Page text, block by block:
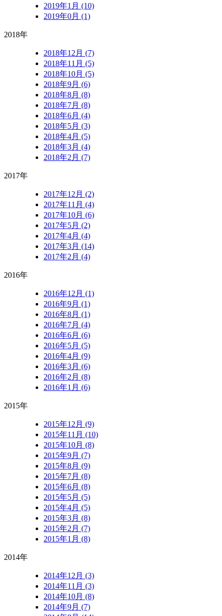
2019年1月 (10)
2019年0月 (1)
2018年
2018年12月 (7)
2018年11月 (5)
2018年10月 (5)
2018年9月 (6)
2018年8月 (8)
2018年7月 (8)
2018年6月 (4)
2018年5月 (3)
2018年4月 (5)
2018年3月 (4)
2018年2月 (7)
2017年
2017年12月 (2)
2017年11月 (4)
2017年10月 (6)
2017年5月 (2)
2017年4月 (4)
2017年3月 (14)
2017年2月 (4)
2016年
2016年12月 (1)
2016年9月 (1)
2016年8月 (1)
2016年7月 (4)
2016年6月 (6)
2016年5月 (5)
2016年4月 (9)
2016年3月 (6)
2016年2月 (8)
2016年1月 (6)
2015年
2015年12月 (9)
2015年11月 (10)
2015年10月 (8)
2015年9月 (7)
2015年8月 (9)
2015年7月 (8)
2015年6月 (8)
2015年5月 (5)
2015年4月 (5)
2015年3月 (8)
2015年2月 (7)
2015年1月 (8)
2014年
2014年12月 (3)
2014年11月 (3)
2014年10月 (8)
2014年9月 (7)